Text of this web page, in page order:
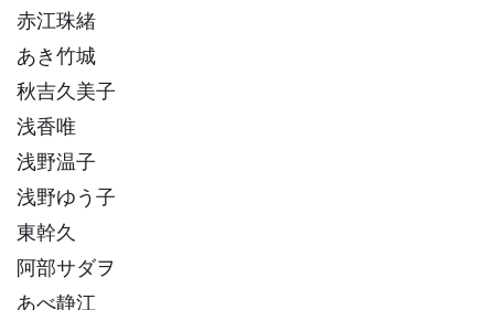
赤江珠緒
あき竹城
秋吉久美子
浅香唯
浅野温子
浅野ゆう子
東幹久
阿部サダヲ
あべ静江